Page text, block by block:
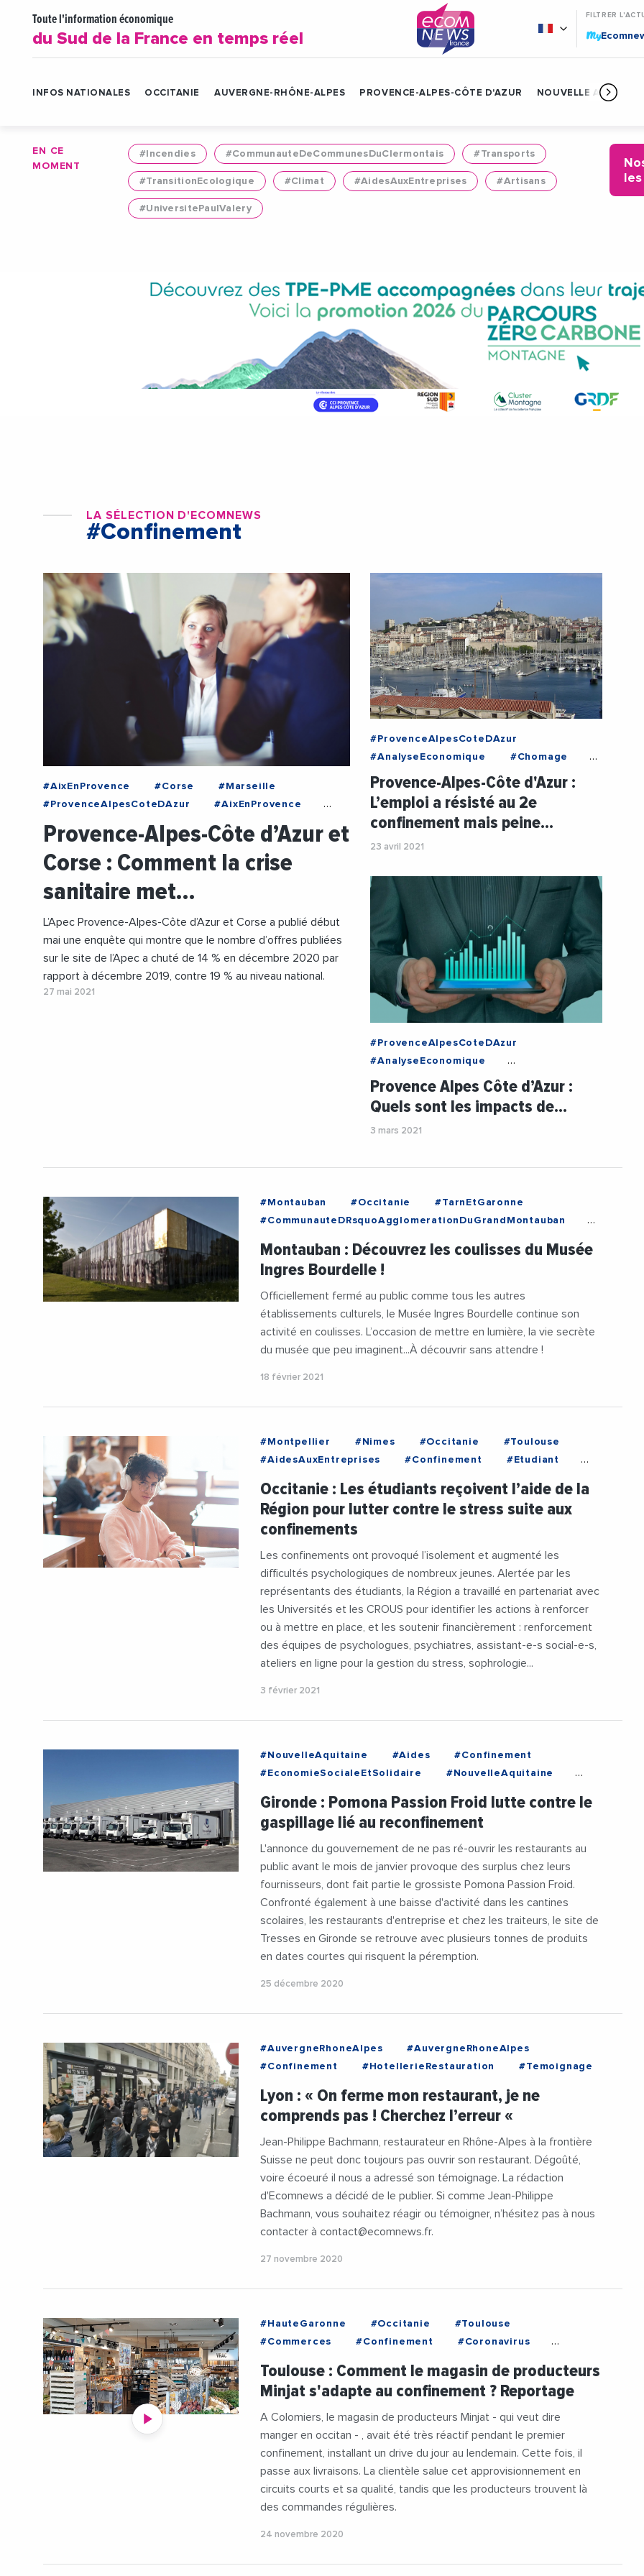
Toute l'information économique
du Sud de la France en temps réel
FILTRER
My
INFOS NATIONALES OCCITANIE AUVERGNE-RHÔNE-ALPES PROVENCE-ALPES-CÔTE D'AZUR NOUVELLE AQUITAINE
EN CE
MOMENT
#Incendies #CommunauteDeCommunesDuClermontais #Transports
#TransitionEcologique #Climat #AidesAuxEntreprises #Artisans
#UniversitePaulValery
LA SÉLECTION D'ECOMNEWS
#Confinement
#AixEnProvence #Corse
#Marseille
#ProvenceAlpesCoteDAzur
#AixEnProvence
#Aubagne
#Confinement
#Coronavirus
#Corse
#Emploi
#HotellerieRestauration
#Jeunes
#Marseille
#Sante
Provence-Alpes-Côte d’Azur et
Corse : Comment la crise
sanitaire met…
L’Apec Provence-Alpes-Côte d’Azur et Corse a publié début
mai une enquête qui montre que le nombre d’offres publiées
sur le site de l’Apec a chuté de 14 % en décembre 2020 par
rapport à décembre 2019, contre 19 % au niveau national.
27 mai 2021
#ProvenceAlpesCoteDAzur
#AnalyseEconomique
#Chomage
#Confinement
#Conjoncture
#Economie
#Emploi
#INSEE
#ProvenceAlpesCoteDAzur
Provence-Alpes-Côte d'Azur :
L’emploi a résisté au 2e
confinement mais peine…
23 avril 2021
#ProvenceAlpesCoteDAzur
#AnalyseEconomique
#Confinement
#Economie
#ProvenceAlpesCoteDAzur
#RSA
Provence Alpes Côte d’Azur :
Quels sont les impacts de…
3 mars 2021
#Montauban #Occitanie
#TarnEtGaronne
#CommunauteDRsquoAgglomerationDuGrandMontauban
#Occitanie
#TarnEtGaronne
Montauban : Découvrez les coulisses du Musée
Ingres Bourdelle !
Officiellement fermé au public comme tous les autres
établissements culturels, le Musée Ingres Bourdelle continue son
activité en coulisses. L’occasion de mettre en lumière, la vie secrète
du musée que peu imaginent...À découvrir sans attendre !
18 février 2021
#Montpellier #Nimes #Occitanie
#Toulouse
#AidesAuxEntreprises
#Confinement
#Etudiant
#RegionOccitanie1
#Toulouse
#Universite
#UniversitePaulValery
Occitanie : Les étudiants reçoivent l’aide de la
Région pour lutter contre le stress suite aux
confinements
Les confinements ont provoqué l’isolement et augmenté les
difficultés psychologiques de nombreux jeunes. Alertée par les
représentants des étudiants, la Région a travaillé en partenariat avec
les Universités et les CROUS pour identifier les actions à renforcer
ou à mettre en place, et les soutenir financièrement : renforcement
des équipes de psychologues, psychiatres, assistant-e-s social-e-s,
ateliers en ligne pour la gestion du stress, sophrologie...
3 février 2021
#NouvelleAquitaine #Aides
#Confinement
#EconomieSocialeEtSolidaire
#NouvelleAquitaine
Gironde : Pomona Passion Froid lutte contre le
gaspillage lié au reconfinement
L'annonce du gouvernement de ne pas ré-ouvrir les restaurants au
public avant le mois de janvier provoque des surplus chez leurs
fournisseurs, dont fait partie le grossiste Pomona Passion Froid.
Confronté également à une baisse d'activité dans les cantines
scolaires, les restaurants d'entreprise et chez les traiteurs, le site de
Tresses en Gironde se retrouve avec plusieurs tonnes de produits
en dates courtes qui risquent la péremption.
25 décembre 2020
#AuvergneRhoneAlpes
#AuvergneRhoneAlpes
#Confinement
#HotellerieRestauration #Temoignage
Lyon : « On ferme mon restaurant, je ne
comprends pas ! Cherchez l’erreur «
Jean-Philippe Bachmann, restaurateur en Rhône-Alpes à la frontière
Suisse ne peut donc toujours pas ouvrir son restaurant. Dégoûté,
voire écoeuré il nous a adressé son témoignage. La rédaction
d'Ecomnews a décidé de le publier. Si comme Jean-Philippe
Bachmann, vous souhaitez réagir ou témoigner, n’hésitez pas à nous
contacter à contact@ecomnews.fr.
27 novembre 2020
#HauteGaronne #Occitanie
#Toulouse
#Commerces
#Confinement
#Coronavirus
#Videos
#VieDesEntreprises
Toulouse : Comment le magasin de producteurs
Minjat s'adapte au confinement ? Reportage
A Colomiers, le magasin de producteurs Minjat - qui veut dire
manger en occitan - , avait été très réactif pendant le premier
confinement, installant un drive du jour au lendemain. Cette fois, il
passe aux livraisons. La clientèle salue cet approvisionnement en
circuits courts et sa qualité, tandis que les producteurs trouvent là
des commandes régulières.
24 novembre 2020